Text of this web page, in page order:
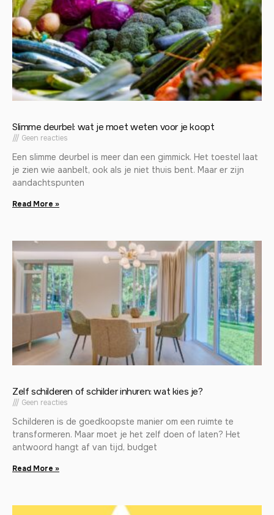
Slimme deurbel: wat je moet weten voor je koopt
Geen reacties
Een slimme deurbel is meer dan een gimmick. Het toestel laat
je zien wie aanbelt, ook als je niet thuis bent. Maar er zijn
aandachtspunten
Read More »
Zelf schilderen of schilder inhuren: wat kies je?
Geen reacties
Schilderen is de goedkoopste manier om een ruimte te
transformeren. Maar moet je het zelf doen of laten? Het
antwoord hangt af van tijd, budget
Read More »